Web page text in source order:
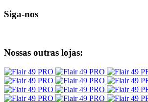
Siga-nos
Nossas outras lojas: